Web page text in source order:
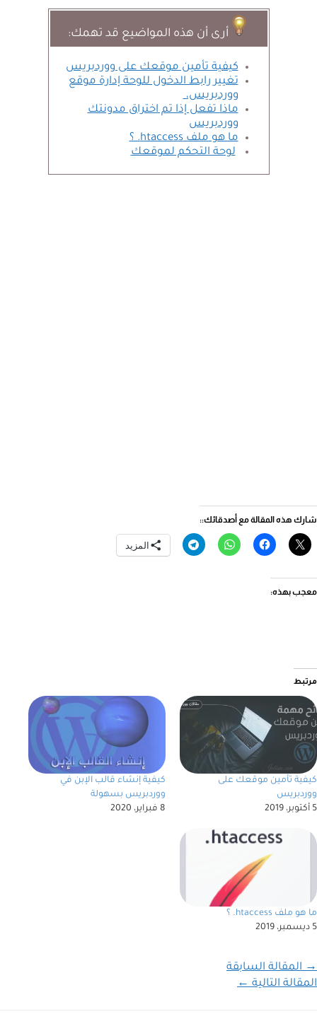
أرى أن هذه المواضيع قد تهمك:
كيفية تأمين موقعك على ووردبريس
تغيير رابط الدخول للوحة إدارة موقع
ووردبريس،
ماذا تفعل إذا تم اختراق مدونتك
ووردبريس
ما هو ملف htaccess. ؟
لوحة التحكم لموقعك
شارك هذه المقالة مع أصدقائك::
المزيد
معجب بهذه:
مرتبط
كيفية تأمين موقعك على
ووردبريس
5 أكتوبر، 2019
كيفية إنشاء قالب الإبن في
ووردبريس بسهولة
8 فبراير، 2020
ما هو ملف htaccess. ؟
5 ديسمبر، 2019
→المقالة السابقة
المقالة التالية←